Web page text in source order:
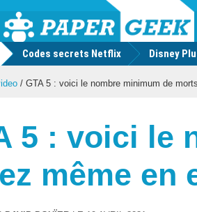
Actu
geek
Codes secrets Netflix Disney
/ GTA 5 : voici le nombre minimum de
5 : voici le
même en